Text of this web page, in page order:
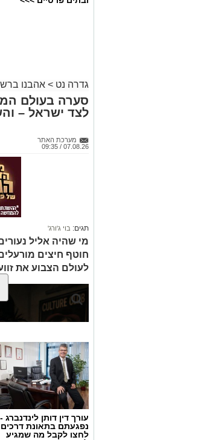
גדרה נט > אהבנו
סערה בעולם
לצד ישראל –
מערכת האתר
07.08.26 / 09:35
תגים: בוי ג'ורג'
מי שהיה אליל
חוטף חיצים
לעולם הצבוע את
עורך דין דותן לינדנברג -
נפגעתם בתאונת דרכים
לחצו לקבל מה שמגיע